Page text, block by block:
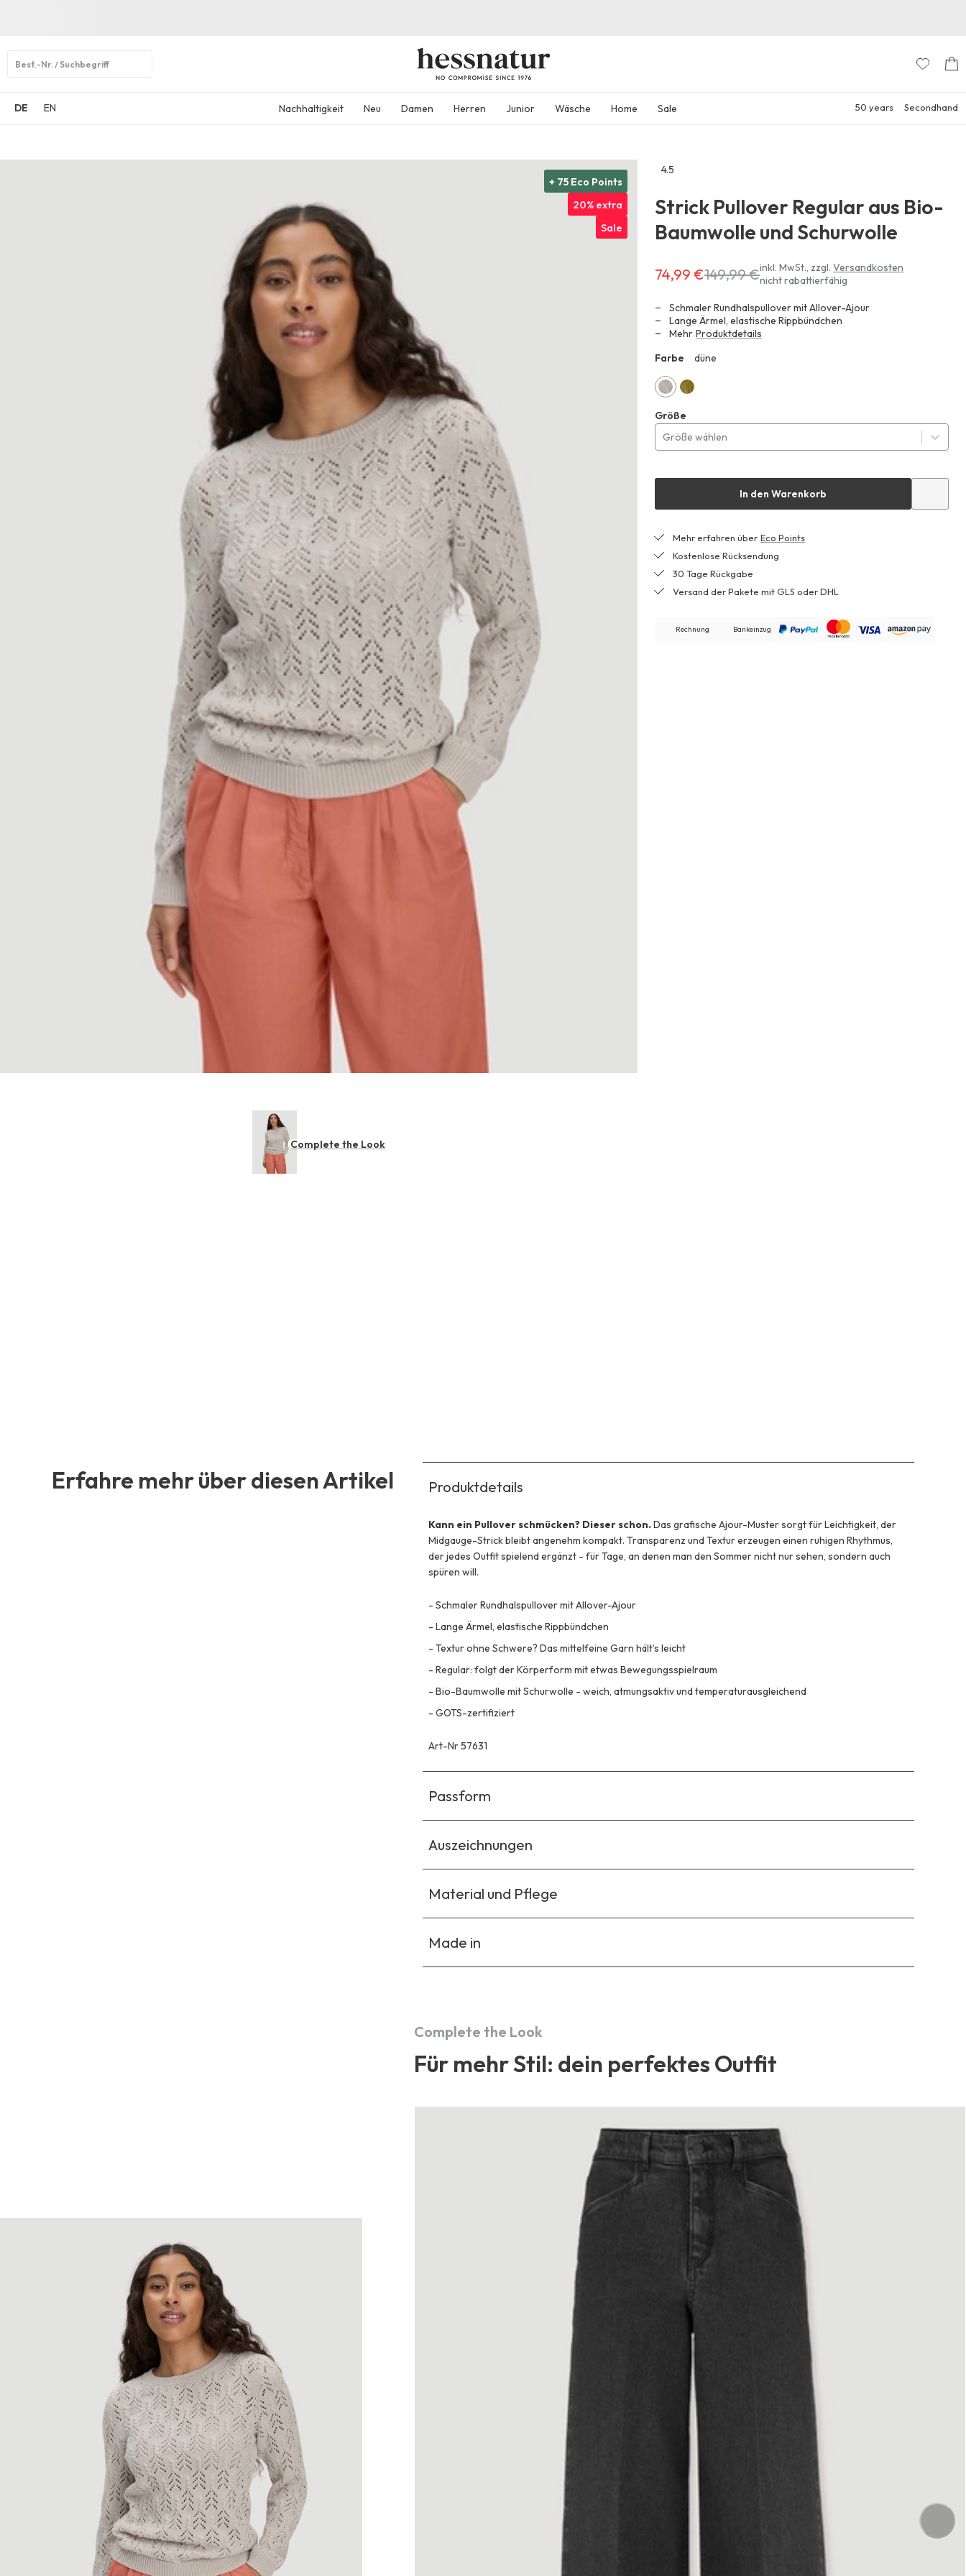
DE
EN Nachhaltigkeit Neu Damen Herren Junior Wäsche Home Sale 50 years Secondhand
+ 75 Eco Points
20% extra
Sale
Zu
Reviews
4.5
Strick Pullover Regular aus Bio-
Baumwolle und Schurwolle
Erhältlich
für
anstatt
149,99 €
74,99 €149,99 €inkl. MwSt.,zzgl. Versandkosten
nicht rabattierfähig
Schmaler Rundhalspullover mit Allover-Ajour
Lange Ärmel, elastische Rippbündchen
Mehr Produktdetails
Farbe
düne
Größe
Größe wählen
In den Warenkorb
Mehr erfahren über Eco Points
Kostenlose Rücksendung
30 Tage Rückgabe
Versand der Pakete mit GLS oder DHL
Rechnung Bankeinzug
Complete the Look
Erfahre mehr über diesen Artikel Produktdetails
Kann ein Pullover schmücken? Dieser schon.Das grafische Ajour-Muster sorgt für Leichtigkeit, der
Midgauge-Strick bleibt angenehm kompakt. Transparenz und Textur erzeugen einen ruhigen Rhythmus,
der jedes Outfit spielend ergänzt - für Tage, an denen man den Sommer nicht nur sehen, sondern auch
spüren will.
- Schmaler Rundhalspullover mit Allover-Ajour
- Lange Ärmel, elastische Rippbündchen
- Textur ohne Schwere? Das mittelfeine Garn hält’s leicht
- Regular: folgt der Körperform mit etwas Bewegungsspielraum
- Bio-Baumwolle mit Schurwolle - weich, atmungsaktiv und temperaturausgleichend
- GOTS-zertifiziert
Art-Nr 57631
Passform
Auszeichnungen
Material und Pflege
Made in
Complete the Look
Für mehr Stil: dein perfektes Outfit